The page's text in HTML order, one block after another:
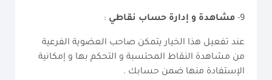
مشاهدة و إدارة حساب نقاطي:
عند تفعيل هذا الخيار يتمكن صاحب العضوية الفرعية
من مشاهدة النقاط المحتسبة و التحكم بها و إمكانية
الإستفادة منها ضمن حسابك .